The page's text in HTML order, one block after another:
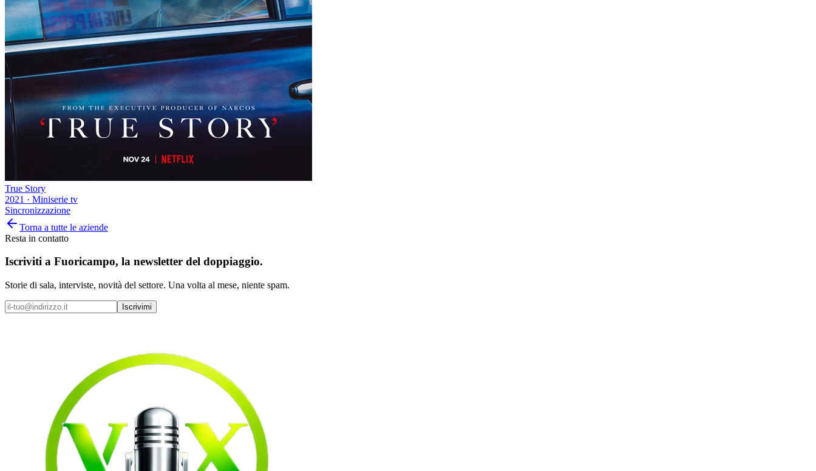
True Story
2021 · Miniserie tv
Sincronizzazione
Torna a tutte le aziende
Resta in contatto
Iscriviti a Fuoricampo, la newsletter del doppiaggio.
Storie di sala, interviste, novità del settore. Una volta al mese, niente spam.
Iscrivimi